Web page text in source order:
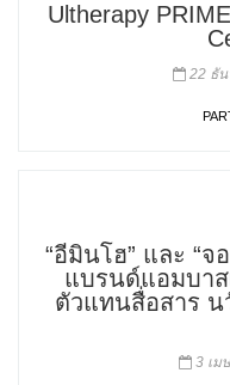
Ultherapy
22 ธัน
“อีมินโฮ” และ “
แบรนด์แอมบาส
ตัวแทนสื่อสาร น
3 เม